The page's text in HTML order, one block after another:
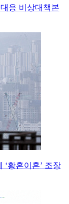
응 비상대책본
‘황혼이혼’ 조장